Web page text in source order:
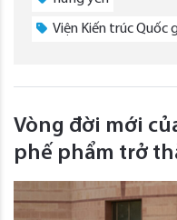
Viện Kiến trúc Quốc
Vòng đời mới
phế phẩm trở